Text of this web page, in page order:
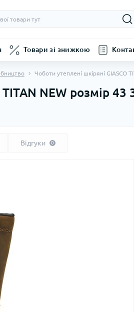
Товари зі знижкою
Чоботи утеплені шкіряні GIASCO
NEW розмір 43
Відгуки 0